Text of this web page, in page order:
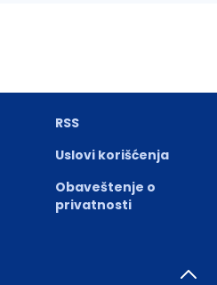
RSS
Uslovi korišćenja
Obaveštenje o
privatnosti